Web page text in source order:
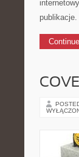
Continue